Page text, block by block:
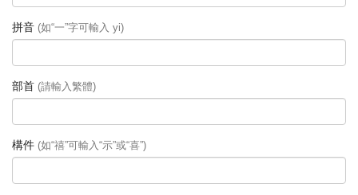
拼音 (如“一”字可輸入 yi)
部首 (請輸入繁體)
構件 (如“禧”可輸入“示”或“喜”)